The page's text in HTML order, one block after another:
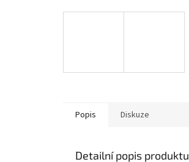
Popis Diskuze
Detailní popis produktu